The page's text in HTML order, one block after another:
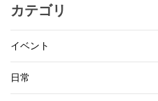
カテゴリ
イベント
日常